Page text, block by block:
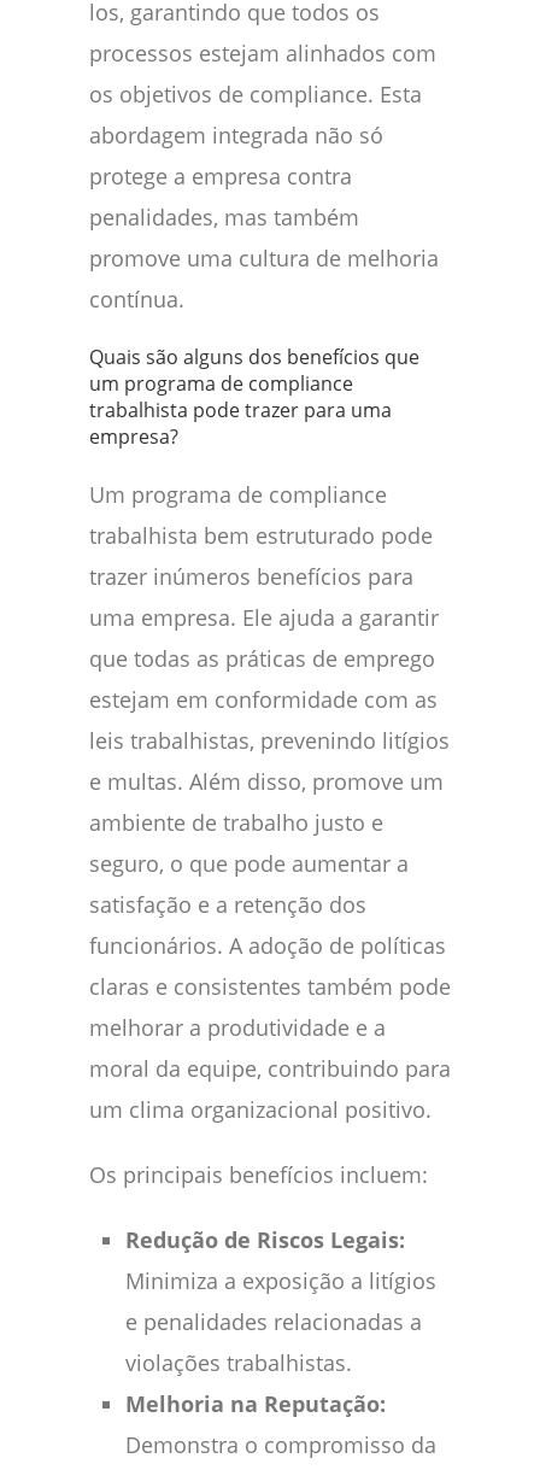
los, garantindo que todos os
processos estejam alinhados com
os objetivos de compliance. Esta
abordagem integrada não só
protege a empresa contra
penalidades, mas também
promove uma cultura de melhoria
contínua.
Quais são alguns dos benefícios que
um programa de compliance
trabalhista pode trazer para uma
empresa?
Um programa de compliance
trabalhista bem estruturado pode
trazer inúmeros benefícios para
uma empresa. Ele ajuda a garantir
que todas as práticas de emprego
estejam em conformidade com as
leis trabalhistas, prevenindo litígios
e multas. Além disso, promove um
ambiente de trabalho justo e
seguro, o que pode aumentar a
satisfação e a retenção dos
funcionários. A adoção de políticas
claras e consistentes também pode
melhorar a produtividade e a
moral da equipe, contribuindo para
um clima organizacional positivo.
Os principais benefícios incluem:
Redução de Riscos Legais:
Minimiza a exposição a litígios
e penalidades relacionadas a
violações trabalhistas.
Melhoria na Reputação:
Demonstra o compromisso da